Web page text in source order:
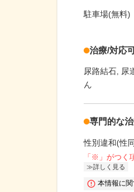
駐車場(無料)
治療/対応
尿路結石 尿
ん
専門的な
性別違和(性
「※」がつく
詳しく見る
本情報に